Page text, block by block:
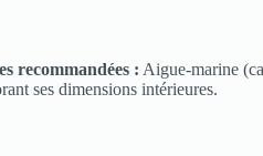
recommandées : Aigue-marine
ses dimensions intérieures.